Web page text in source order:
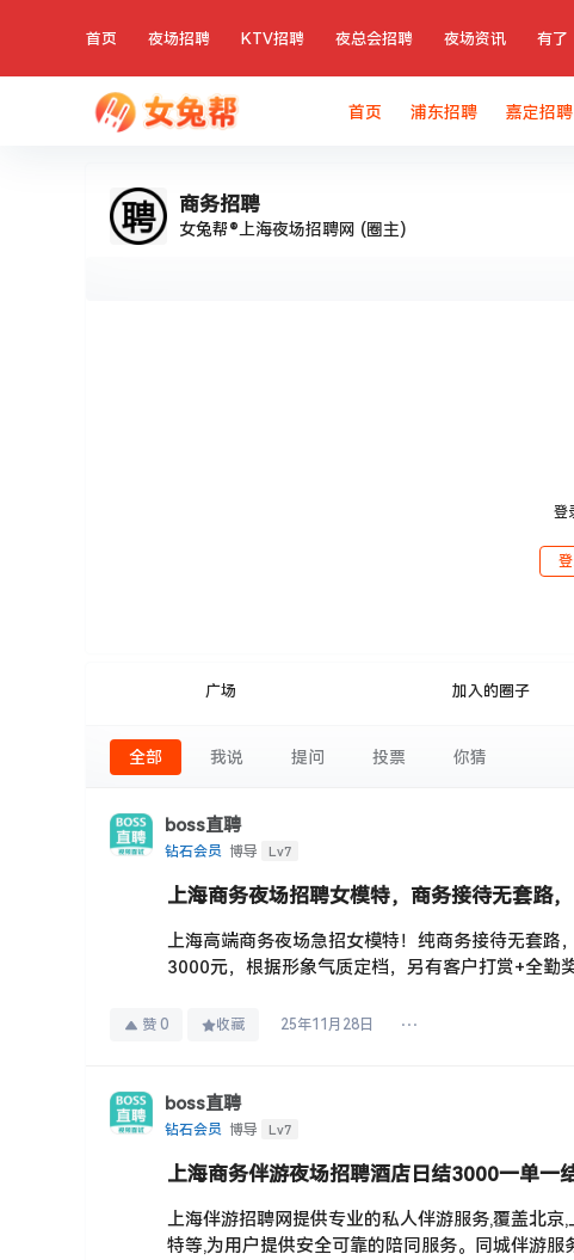
首页 夜场招聘 KTV招聘 夜总会招聘 夜场资讯 有了
首页 浦东招聘 嘉定招聘
商务招聘
女兔帮®上海夜场招聘网 (圈主)
登
广场 加入的圈子
全部 我说 提问 投票 你猜
boss直聘
钻石会员 博导 Lv7
上海商务夜场招聘女模特，商务接待无套路
上海高端商务夜场急招女模特！纯商务接待无套
3000元，根据形象气质定档，另有客户打赏+全勤
赞 0 收藏 25年11月28日
boss直聘
钻石会员 博导 Lv7
上海商务伴游夜场招聘酒店日结3000一单
上海伴游招聘网提供专业的私人伴游服务,覆盖北
特等,为用户提供安全可靠的陪同服务。同城伴游